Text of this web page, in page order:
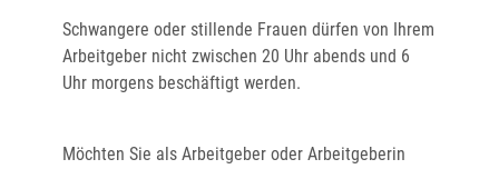
Schwangere oder stillende Frauen dürfen von Ihrem
Arbeitgeber nicht zwischen 20 Uhr abends und 6
Uhr morgens beschäftigt werden.
Möchten Sie als Arbeitgeber oder Arbeitgeberin